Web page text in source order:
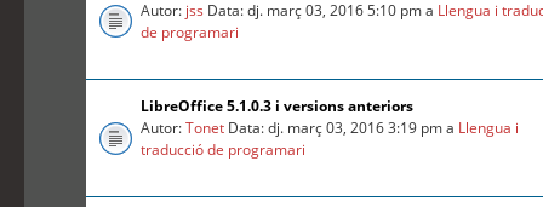
Autor: jss Data: dj. març 03, 2016 5:10 pm a Llengua i
de programari
LibreOffice 5.1.0.3 i versions anteriors
Autor:Tonet Data: dj. març 03, 2016 3:19 pm a Llengua i
traducció de programari